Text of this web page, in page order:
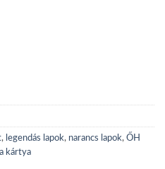
, legendás lapok, narancs lapok, ŐH
kártya